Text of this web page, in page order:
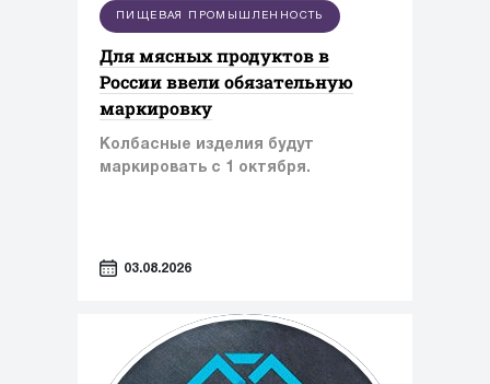
ПИЩЕВАЯ ПРОМЫШЛЕННОСТЬ
Для мясных продуктов в
России ввели обязательную
маркировку
Колбасные изделия будут
маркировать с 1 октября.
03.08.2026